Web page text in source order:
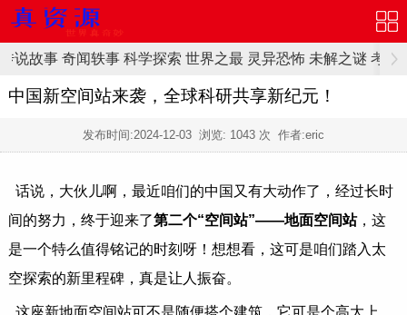
传说故事 奇闻轶事 科学探索 世界之最 灵异恐怖 未解之谜 考古
中国新空间站来袭，全球科研共享新纪元！
发布时间:2024-12-03 浏览: 1043 次 作者:eric
话说，大伙儿啊，最近咱们的中国又有大动作了，经过长时
间的努力，终于迎来了第二个“空间站”——地面空间站，这
是一个特么值得铭记的时刻呀！想想看，这可是咱们踏入太
空探索的新里程碑，真是让人振奋。